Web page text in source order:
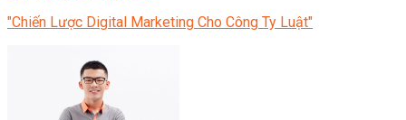
"Chiến Lược Digital Marketing Cho Công Ty Luật"